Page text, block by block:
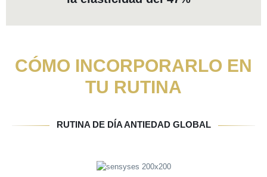
CÓMO INCORPORARLO EN
TU RUTINA
RUTINA DE DÍA ANTIEDAD GLOBAL